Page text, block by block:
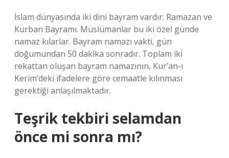
İslam dünyasında iki dini bayram vardır: Ramazan ve
Kurban Bayramı. Müslümanlar bu iki özel günde
namaz kılarlar. Bayram namazı vakti, gün
doğumundan 50 dakika sonradır. Toplam iki
rekattan oluşan bayram namazının, Kur’an-ı
Kerim’deki ifadelere göre cemaatle kılınması
gerektiği anlaşılmaktadır.
Teşrik tekbiri selamdan
önce mi sonra mı?